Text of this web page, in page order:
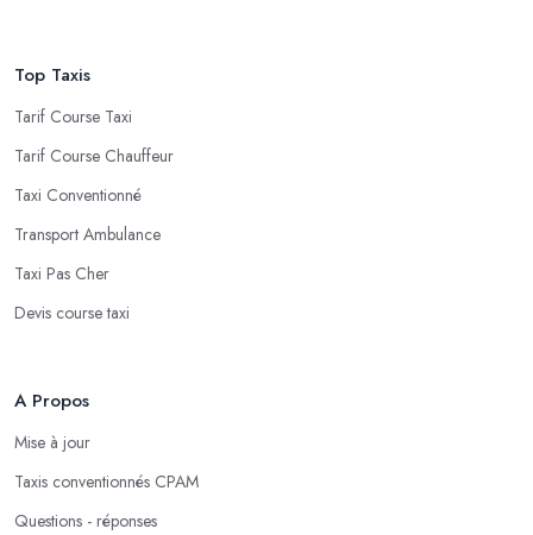
Top Taxis
Tarif Course Taxi
Tarif Course Chauffeur
Taxi Conventionné
Transport Ambulance
Taxi Pas Cher
Devis course taxi
A Propos
Mise à jour
Taxis conventionnés CPAM
Questions - réponses